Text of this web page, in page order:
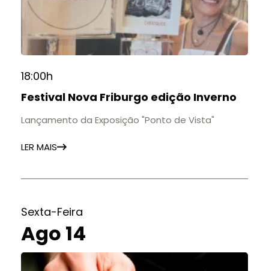
18:00h
Festival Nova Friburgo edição Inverno
Lançamento da Exposição "Ponto de Vista"
LER MAIS
Sexta-Feira
Ago 14